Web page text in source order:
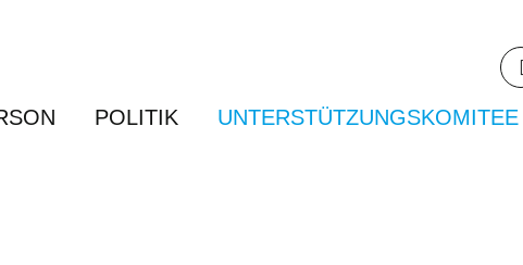
POLITIK UNTERSTÜTZUNGSKOMITEE